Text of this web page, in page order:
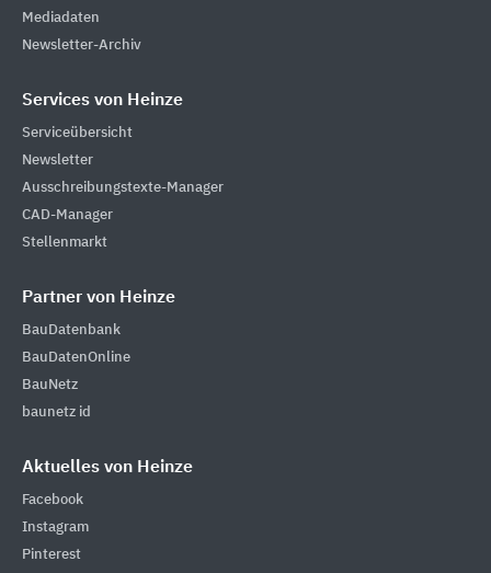
Mediadaten
Newsletter-Archiv
Services von Heinze
Serviceübersicht
Newsletter
Ausschreibungstexte-Manager
CAD-Manager
Stellenmarkt
Partner von Heinze
BauDatenbank
BauDatenOnline
BauNetz
baunetz id
Aktuelles von Heinze
Facebook
Instagram
Pinterest